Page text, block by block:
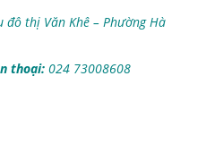
đô thị Văn Khê – Phường Hà
thoại: 024 73008608